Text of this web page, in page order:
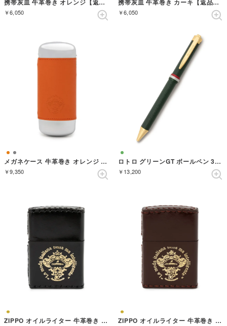
携帯灰皿 牛革巻き オレンジ【返品不可商品】 （オレンジ）
￥6,050
携帯灰皿 牛革巻き カーキ【返品不可商品】 （カーキ）
￥6,050
メガネケース 牛革巻き オレンジ （オレンジ）
￥9,350
ロトロ グリーンGT ボールペン 30周年記念限定
￥13,200
ZIPPO オイルライター 牛革巻き ブラック【返品不可商品】 （ブラック） ZIPPO オイルライター 牛革巻き ブラウン【返品不可商品】 （ブラウン）